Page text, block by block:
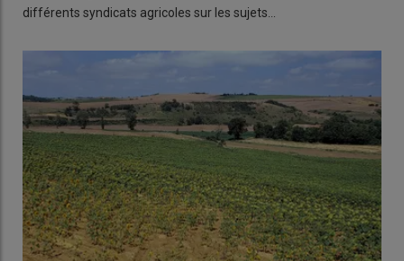
différents syndicats agricoles sur les sujets…